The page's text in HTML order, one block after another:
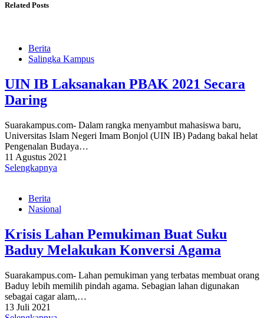
Related Posts
Berita
Salingka Kampus
UIN IB Laksanakan PBAK 2021 Secara
Daring
Suarakampus.com- Dalam rangka menyambut mahasiswa baru,
Universitas Islam Negeri Imam Bonjol (UIN IB) Padang bakal helat
Pengenalan Budaya…
11 Agustus 2021
Selengkapnya
Berita
Nasional
Krisis Lahan Pemukiman Buat Suku
Baduy Melakukan Konversi Agama
Suarakampus.com- Lahan pemukiman yang terbatas membuat orang
Baduy lebih memilih pindah agama. Sebagian lahan digunakan
sebagai cagar alam,…
13 Juli 2021